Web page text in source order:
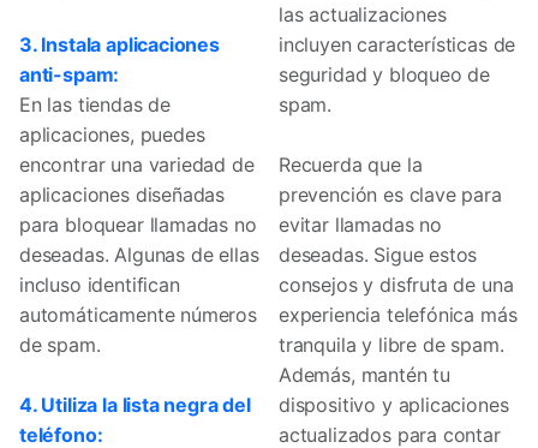
3. Instala aplicaciones
anti-spam:
En las tiendas de
aplicaciones, puedes
encontrar una variedad de
aplicaciones diseñadas
para bloquear llamadas no
deseadas. Algunas de ellas
incluso identifican
automáticamente números
de spam.
4. Utiliza la lista negra del
teléfono:
las actualizaciones
incluyen características de
seguridad y bloqueo de
spam.
Recuerda que la
prevención es clave para
evitar llamadas no
deseadas. Sigue estos
consejos y disfruta de una
experiencia telefónica más
tranquila y libre de spam.
Además, mantén tu
dispositivo y aplicaciones
actualizados para contar